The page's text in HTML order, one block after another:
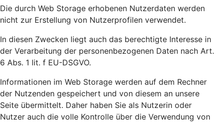
Die durch Web Storage erhobenen Nutzerdaten werden
nicht zur Erstellung von Nutzerprofilen verwendet.
In diesen Zwecken liegt auch das berechtigte Interesse in
der Verarbeitung der personenbezogenen Daten nach Art.
6 Abs. 1 lit. f EU-DSGVO.
Informationen im Web Storage werden auf dem Rechner
der Nutzenden gespeichert und von diesem an unsere
Seite übermittelt. Daher haben Sie als Nutzerin oder
Nutzer auch die volle Kontrolle über die Verwendung von